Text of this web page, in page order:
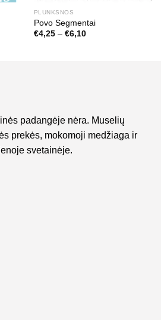
PLUNKSNOS
Povo Segmentai
€4,25 – €6,10Price
padangėje nėra. Muselių
prekės, mokomoji medžiaga ir
svetainėje.